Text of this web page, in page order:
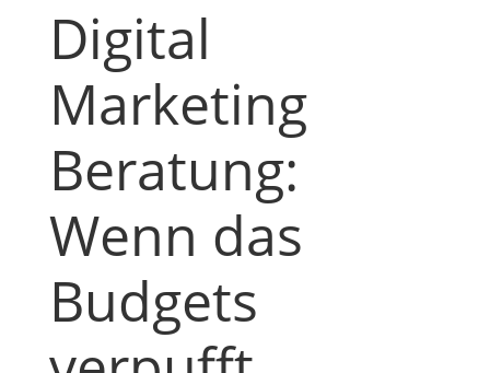
Digital
Marketing
Beratung:
Wenn das
Budgets